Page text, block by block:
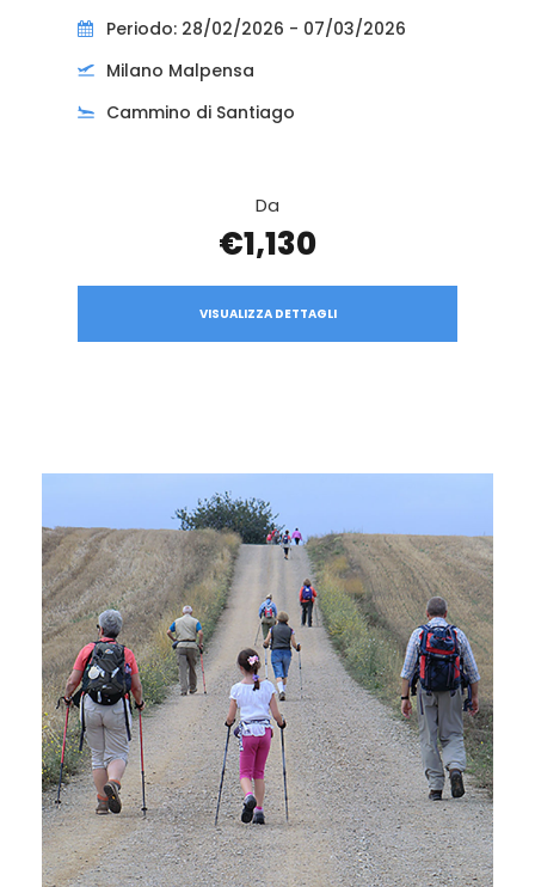
Periodo: 28/02/2026 - 07/03/2026
Milano Malpensa
Cammino di Santiago
Da
€1,130
VISUALIZZA DETTAGLI